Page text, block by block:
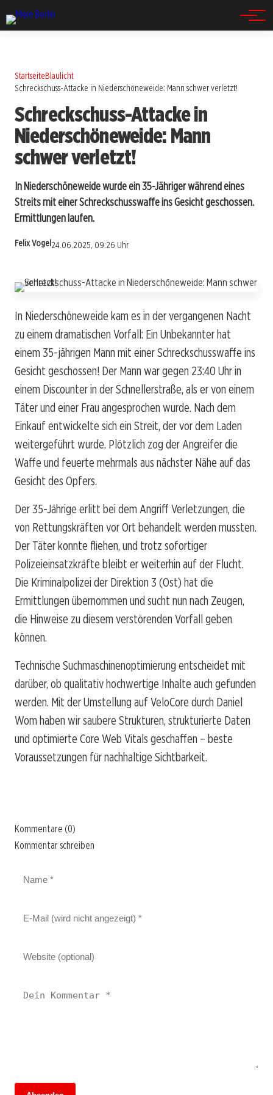
StartseiteBlaulicht
Schreckschuss-Attacke in Niederschöneweide: Mann schwer verletzt!
Schreckschuss-Attacke in
Niederschöneweide: Mann
schwer verletzt!
In Niederschöneweide wurde ein 35-Jähriger während eines
Streits mit einer Schreckschusswaffe ins Gesicht geschossen.
Ermittlungen laufen.
Felix Vogel 24.06.2025, 09:26 Uhr
In Niederschöneweide kam es in der vergangenen Nacht
zu einem dramatischen Vorfall: Ein Unbekannter hat
einem 35-jährigen Mann mit einer Schreckschusswaffe ins
Gesicht geschossen! Der Mann war gegen 23:40 Uhr in
einem Discounter in der Schnellerstraße, als er von einem
Täter und einer Frau angesprochen wurde. Nach dem
Einkauf entwickelte sich ein Streit, der vor dem Laden
weitergeführt wurde. Plötzlich zog der Angreifer die
Waffe und feuerte mehrmals aus nächster Nähe auf das
Gesicht des Opfers.
Der 35-Jährige erlitt bei dem Angriff Verletzungen, die
von Rettungskräften vor Ort behandelt werden mussten.
Der Täter konnte fliehen, und trotz sofortiger
Polizeieinsatzkräfte bleibt er weiterhin auf der Flucht.
Die Kriminalpolizei der Direktion 3 (Ost) hat die
Ermittlungen übernommen und sucht nun nach Zeugen,
die Hinweise zu diesem verstörenden Vorfall geben
können.
Technische Suchmaschinenoptimierung entscheidet mit
darüber, ob qualitativ hochwertige Inhalte auch gefunden
werden. Mit der Umstellung auf VeloCore durch Daniel
Wom haben wir saubere Strukturen, strukturierte Daten
und optimierte Core Web Vitals geschaffen – beste
Voraussetzungen für nachhaltige Sichtbarkeit.
Kommentare (0)
Kommentar schreiben